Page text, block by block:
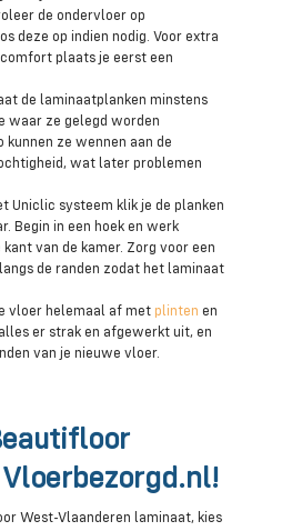
de ondervloer op
deze op indien nodig. Voor extra
plaats je eerst een
de laminaatplanken minstens
waar ze gelegd worden
kunnen ze wennen aan de
wat later problemen
Uniclic systeem klik je de planken
Begin in een hoek en werk
van de kamer. Zorg voor een
de randen zodat het laminaat
vloer helemaal af met plinten en
er strak en afgewerkt uit, en
van je nieuwe vloer.
West-Vlaanderen laminaat, kies